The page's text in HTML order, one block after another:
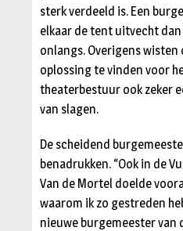
sterk verdeeld is. Een
elkaar de tent uitvecht
onlangs. Overigens
oplossing te vinden voor
theaterbestuur ook zeker
van slagen.
De scheidend
benadrukken. “Ook in de
Van de Mortel doelde
waarom ik zo gestreden
nieuwe burgemeester van